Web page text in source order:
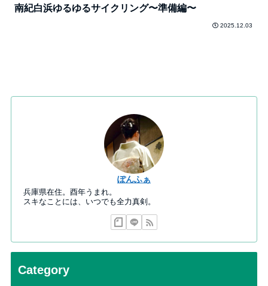
南紀白浜ゆるゆるサイクリング〜準備編〜
2025.12.03
ぽんふぁ
兵庫県在住。酉年うまれ。
スキなことには、いつでも全力真剣。
Category